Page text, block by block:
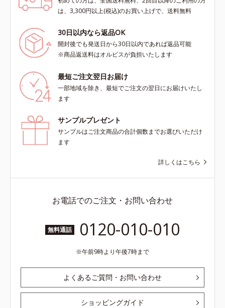
は、3,300円以上(税込)のお買い上げで、送料無料
30日以内なら返品OK
開封後でも発送日から30日以内であれば返品可能
※商品返送料はオルビスが負担いたします
最短ご注文翌日お届け
一部地域を除き、最短でご注文の翌日にお届けいたし
ます
サンプルプレゼント
サンプルはご注文商品の合計個数までお選びいただけ
ます
詳しくはこちら
お電話でのご注文・お問い合わせ
無料通話 0120-010-010
午前9時より午後7時まで
よくあるご質問・お問い合わせ
ショッピングガイド